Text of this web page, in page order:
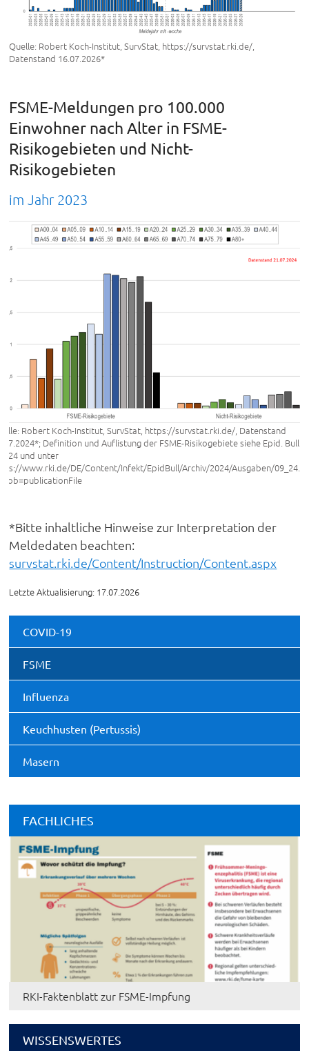
Quelle: Robert Koch-Institut, SurvStat, https://survstat.rki.de/,
Datenstand 16.07.2026*
FSME-Meldungen pro 100.000
Einwohner nach Alter in FSME-
Risikogebieten und Nicht-
Risikogebieten
im Jahr 2023
Robert Koch-Institut, SurvStat, https://survstat.rki.de/, Datenstand
Definition und Auflistung der FSME-Risikogebiete siehe Epid. Bull.
und unter
www.rki.de/DE/Content/Infekt/EpidBull/Archiv/2024/Ausgaben/
*Bitte inhaltliche Hinweise zur Interpretation der
Meldedaten beachten:
survstat.rki.de/Content/Instruction/Content.aspx
Letzte Aktualisierung: 17.07.2026
COVID-19
FSME
Influenza
Keuchhusten (Pertussis)
Masern
FACHLICHES
RKI-Faktenblatt zur FSME-Impfung
WISSENSWERTES